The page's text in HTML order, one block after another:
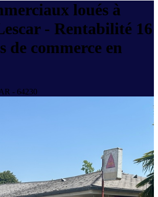
loués à
- Rentabilité 16
de commerce en
- 64230